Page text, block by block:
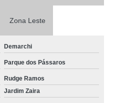
Zona Leste
Demarchi
Parque dos Pássaros
Rudge Ramos
Jardim Zaira